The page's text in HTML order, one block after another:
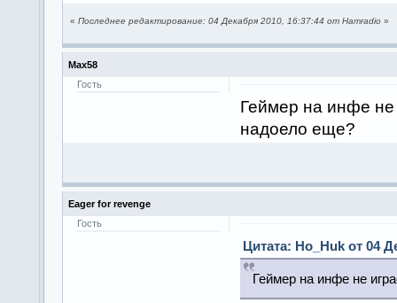
« Последнее редактирование: 04 Декабря 2010, 16:37:44 от Hamradio »
Max58
Гость
Геймер на инфе не
надоело еще?
Eager for revenge
Гость
Цитата: Ho_Huk от 04
Геймер на инфе не